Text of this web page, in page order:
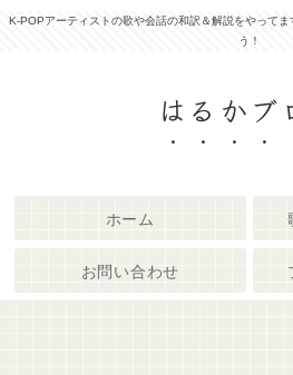
K-POPアーティストの歌や会話の和訳＆解説をやって
う！
はるかブ
ホーム
お問い合わせ